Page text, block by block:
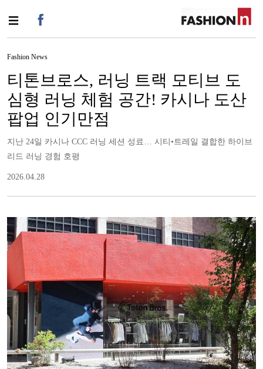
Fashion News
티톤브로스, 러닝 트랙 모티브 도
심형 러닝 체험 공간! 카시나 도산
팝업 인기만점
지난 24일 카시나 CCC 러닝 세션 성료… 시티•트레일 결합한 하이브
리드 러닝 경험 호평
2026.04.28